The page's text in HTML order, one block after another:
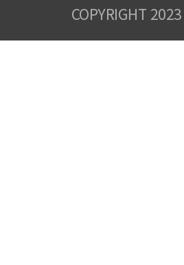
COPYRIGHT